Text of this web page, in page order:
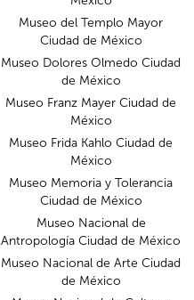
Museo del Templo Mayor
Ciudad de México
Museo Dolores Olmedo Ciudad
de México
Museo Franz Mayer Ciudad de
México
Museo Frida Kahlo Ciudad de
México
Museo Memoria y Tolerancia
Ciudad de México
Museo Nacional de
Antropología Ciudad de México
Museo Nacional de Arte Ciudad
de México